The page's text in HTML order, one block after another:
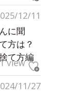
12/11
に聞
方は？
て方編
view
11/27